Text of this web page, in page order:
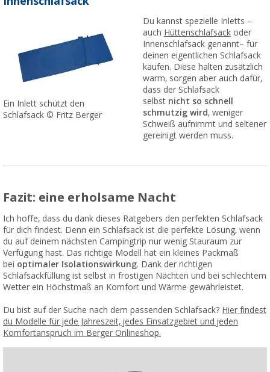
Ein Inlett schützt den
Schlafsack © Fritz Berger
Du kannst spezielle Inletts –
auch Hüttenschlafsackoder
Innenschlafsack genannt– für
deinen eigentlichen Schlafsack
kaufen. Diese halten zusätzlich
warm, sorgen aber auch dafür,
dass der Schlafsack
selbst nicht so schnell
schmutzig wird, weniger
Schweiß aufnimmt und seltener
gereinigt werden muss.
Fazit: eine erholsame Nacht
Ich hoffe, dass du dank dieses Ratgebers den perfekten Schlafsack
für dich findest. Denn ein Schlafsack ist die perfekte Lösung, wenn
du auf deinem nächsten Campingtrip nur wenig Stauraum zur
Verfügung hast. Das richtige Modell hat ein kleines Packmaß
bei optimaler Isolationswirkung. Dank der richtigen
Schlafsackfüllung ist selbst in frostigen Nächten und bei schlechtem
Wetter ein Höchstmaß an Komfort und Wärme gewährleistet.
Du bist auf der Suche nach dem passenden Schlafsack? Hier findest
du Modelle für jede Jahreszeit, jedes Einsatzgebiet und jeden
Komfortanspruch im Berger Onlineshop.